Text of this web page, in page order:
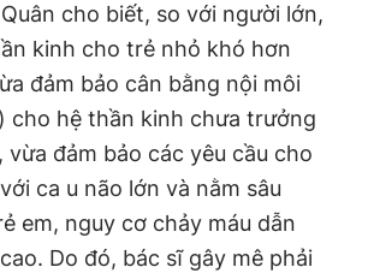
cho biết, so với người lớn,
kinh cho trẻ nhỏ khó hơn
đảm bảo cân bằng nội môi
cho hệ thần kinh chưa trưởng
đảm bảo các yêu cầu cho
ca u não lớn và nằm sâu
em, nguy cơ chảy máu dẫn
Do đó, bác sĩ gây mê phải